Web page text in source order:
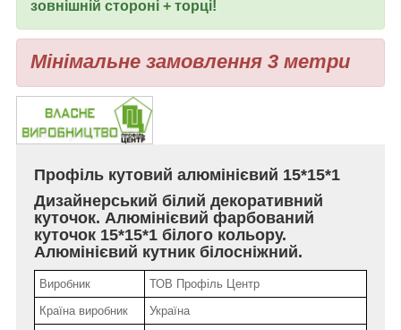
зовнішній стороні + торці!
Мінімальне замовлення 3 метри
Профіль кутовий алюмінієвий 15*15*1
Дизайнерський білий декоративний
куточок. Алюмінієвий фарбований
куточок 15*15*1 білого кольору.
Алюмінієвий кутник білосніжний.
Виробник
ТОВ Профіль Центр
Країна виробник
Україна